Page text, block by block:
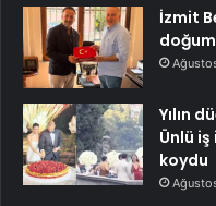
İzmit
Yılın
Ünlü
koydu